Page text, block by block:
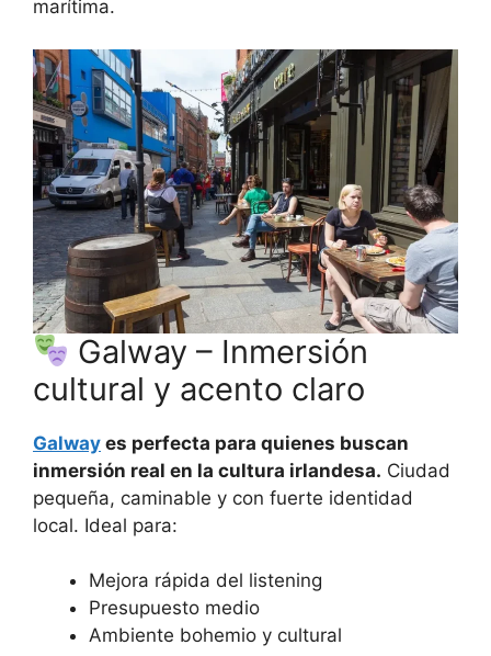
marítima.
Galway – Inmersión
cultural y acento claro
Galway es perfecta para quienes buscan
inmersión real en la cultura irlandesa. Ciudad
pequeña, caminable y con fuerte identidad
local. Ideal para:
Mejora rápida del listening
Presupuesto medio
Ambiente bohemio y cultural